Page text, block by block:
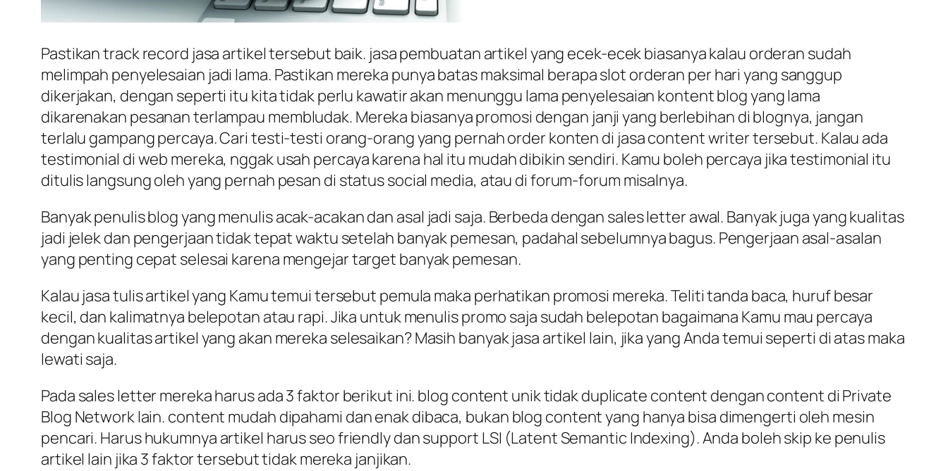
Pastikan track record jasa artikel tersebut baik. jasa pembuatan artikel yang ecek-ecek biasanya kalau orderan sudah
melimpah penyelesaian jadi lama. Pastikan mereka punya batas maksimal berapa slot orderan per hari yang sanggup
dikerjakan, dengan seperti itu kita tidak perlu kawatir akan menunggu lama penyelesaian kontent blog yang lama
dikarenakan pesanan terlampau membludak. Mereka biasanya promosi dengan janji yang berlebihan di blognya, jangan
terlalu gampang percaya. Cari testi-testi orang-orang yang pernah order konten di jasa content writer tersebut. Kalau ada
testimonial di web mereka, nggak usah percaya karena hal itu mudah dibikin sendiri. Kamu boleh percaya jika testimonial itu
ditulis langsung oleh yang pernah pesan di status social media, atau di forum-forum misalnya.
Banyak penulis blog yang menulis acak-acakan dan asal jadi saja. Berbeda dengan sales letter awal. Banyak juga yang kualitas
jadi jelek dan pengerjaan tidak tepat waktu setelah banyak pemesan, padahal sebelumnya bagus. Pengerjaan asal-asalan
yang penting cepat selesai karena mengejar target banyak pemesan.
Kalau jasa tulis artikel yang Kamu temui tersebut pemula maka perhatikan promosi mereka. Teliti tanda baca, huruf besar
kecil, dan kalimatnya belepotan atau rapi. Jika untuk menulis promo saja sudah belepotan bagaimana Kamu mau percaya
dengan kualitas artikel yang akan mereka selesaikan? Masih banyak jasa artikel lain, jika yang Anda temui seperti di atas maka
lewati saja.
Pada sales letter mereka harus ada 3 faktor berikut ini. blog content unik tidak duplicate content dengan content di Private
Blog Network lain. content mudah dipahami dan enak dibaca, bukan blog content yang hanya bisa dimengerti oleh mesin
pencari. Harus hukumnya artikel harus seo friendly dan support LSI (Latent Semantic Indexing). Anda boleh skip ke penulis
artikel lain jika 3 faktor tersebut tidak mereka janjikan.